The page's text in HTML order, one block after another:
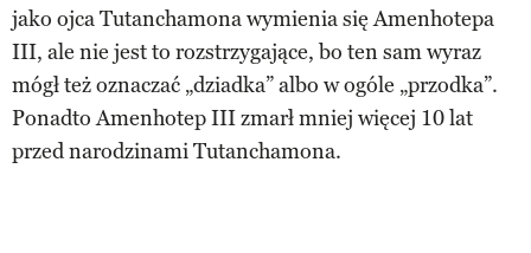
jako ojca Tutanchamona wymienia się Amenhotepa
III, ale nie jest to rozstrzygające, bo ten sam wyraz
mógł też oznaczać „dziadka” albo w ogóle „przodka”.
Ponadto Amenhotep III zmarł mniej więcej 10 lat
przed narodzinami Tutanchamona.